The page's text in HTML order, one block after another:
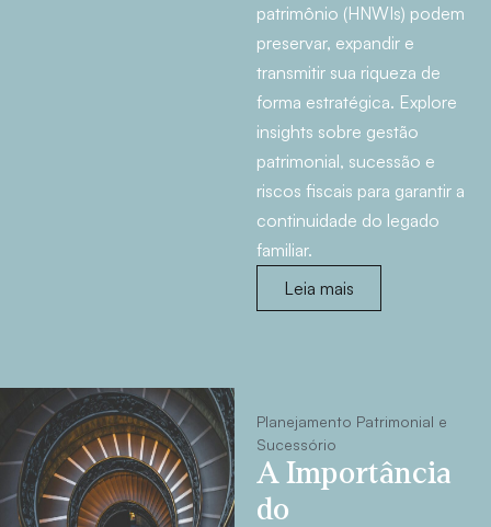
patrimônio (HNWIs) podem
preservar, expandir e
transmitir sua riqueza de
forma estratégica. Explore
insights sobre gestão
patrimonial, sucessão e
riscos fiscais para garantir a
continuidade do legado
familiar.
Leia mais
Planejamento Patrimonial e
Sucessório
A Importância
do